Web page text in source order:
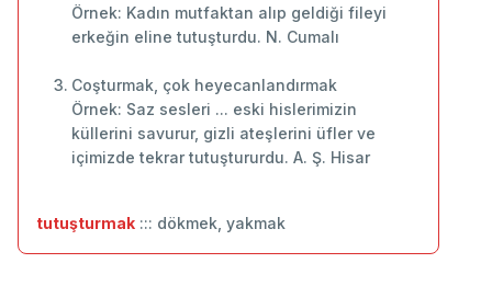
Örnek: Kadın mutfaktan alıp geldiği fileyi
erkeğin eline tutuşturdu. N. Cumalı
Coşturmak, çok heyecanlandırmak
Örnek: Saz sesleri ... eski hislerimizin
küllerini savurur, gizli ateşlerini üfler ve
içimizde tekrar tutuştururdu. A. Ş. Hisar
tutuşturmak ::: dökmek, yakmak